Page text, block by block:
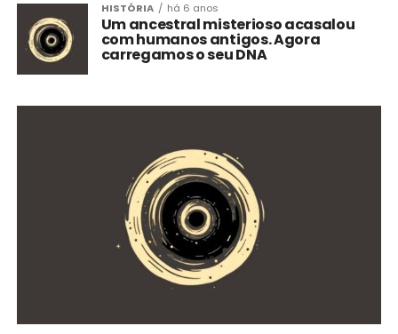
HISTÓRIA há 6 anos
Um ancestral misterioso acasalou
com humanos antigos. Agora
carregamos o seu DNA